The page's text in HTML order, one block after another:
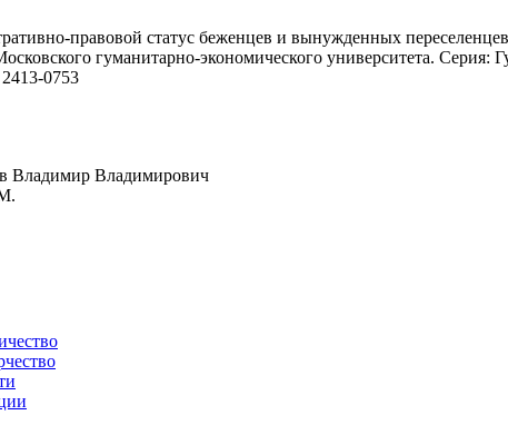
правовой статус беженцев и вынужденных
гуманитарно-экономического университета.
0753
Владимир Владимирович